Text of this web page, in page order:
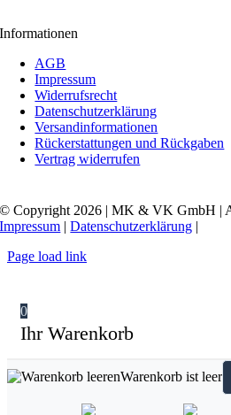
Informationen
AGB
Impressum
Widerrufsrecht
Datenschutzerklärung
Versandinformationen
Rückerstattungen und Rückgaben
Vertrag widerrufen
© Copyright 2026 | MK & VK GmbH |
Impressum |Datenschutzerklärung |
Page load link
0
Ihr Warenkorb
Warenkorb ist leer